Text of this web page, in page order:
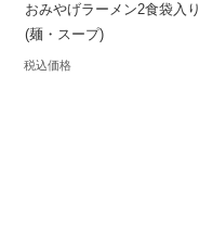
おみやげラーメン2食袋入り
(麺・スープ)
税込価格